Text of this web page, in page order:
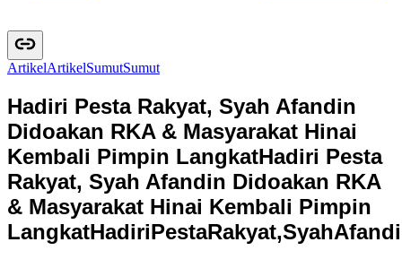
ArtikelArtikelSumutSumut
Hadiri Pesta Rakyat, Syah Afandin
Didoakan RKA & Masyarakat Hinai
Kembali Pimpin LangkatHadiri Pesta
Rakyat, Syah Afandin Didoakan RKA
& Masyarakat Hinai Kembali Pimpin
LangkatHadiriPestaRakyat,SyahAfandi